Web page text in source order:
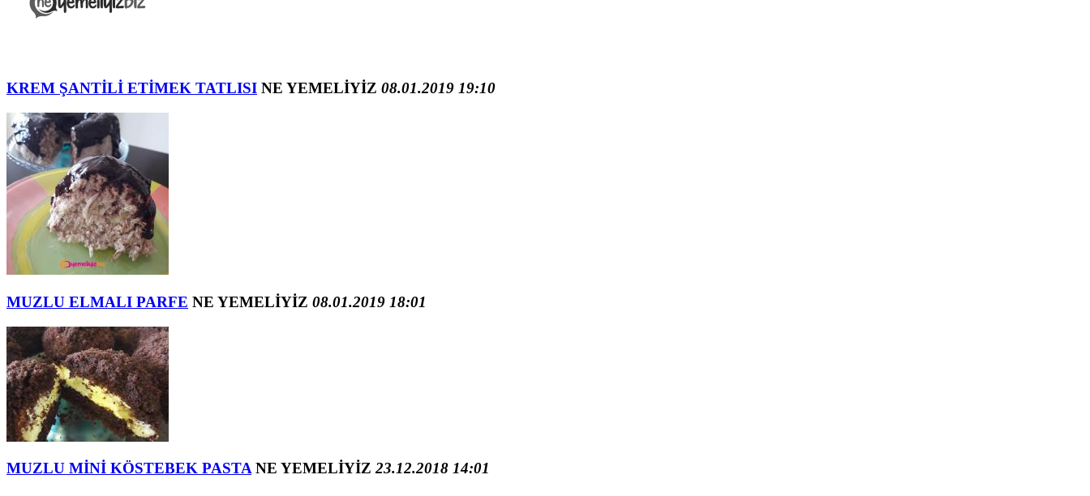
KREM ŞANTİLİ ETİMEK TATLISI NE YEMELİYİZ 08.01.2019 19:10
MUZLU ELMALI PARFE NE YEMELİYİZ 08.01.2019 18:01
MUZLU MİNİ KÖSTEBEK PASTA NE YEMELİYİZ 23.12.2018 14:01